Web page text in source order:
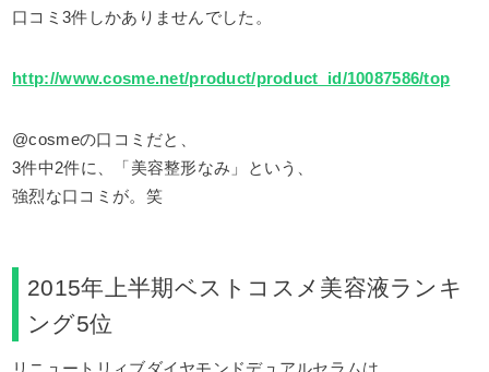
口コミ3件しかありませんでした。
http://www.cosme.net/product/product_id/10087586/top
@cosmeの口コミだと、
3件中2件に、「美容整形なみ」という、
強烈な口コミが。笑
2015年上半期ベストコスメ美容液ランキ
ング5位